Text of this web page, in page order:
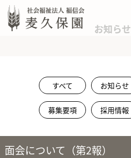
お知らせ
すべて お知らせ
募集要項 採用情報
面会について（第2報）